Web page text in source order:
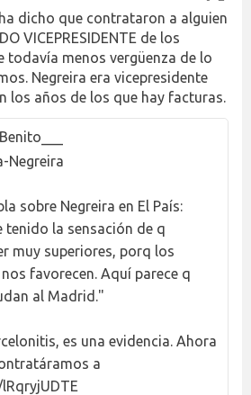
dicho que contrataron a alguien
VICEPRESIDENTE de los
todavía menos vergüenza de lo
Negreira era vicepresidente
los años de los que hay facturas.
Negreira
sobre Negreira en El País:
tenido la sensación de q
muy superiores, porq los
favorecen. Aquí parece q
al Madrid."
es una evidencia. Ahora
a